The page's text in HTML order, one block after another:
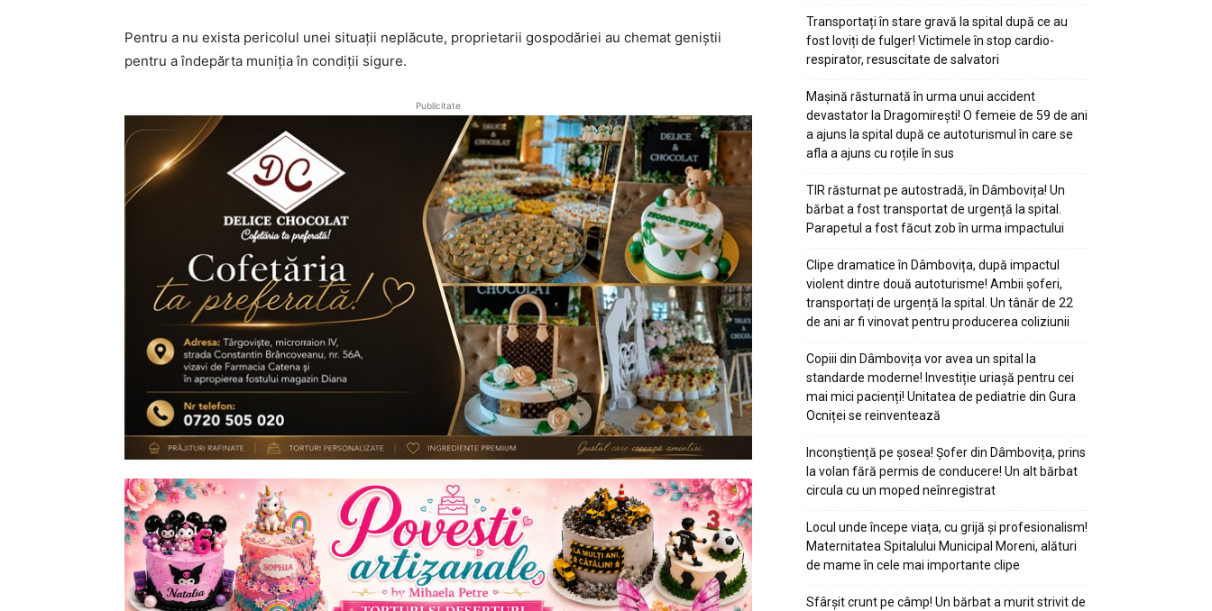
Pentru a nu exista pericolul unei situații neplăcute, proprietarii gospodăriei au chemat geniștii
pentru a îndepărta muniția în condiții sigure.
Publicitate
Transportați în stare gravă la spital după ce au
fost loviți de fulger! Victimele în stop cardio-
respirator, resuscitate de salvatori
Mașină răsturnată în urma unui accident
devastator la Dragomirești! O femeie de 59 de ani
a ajuns la spital după ce autoturismul în care se
afla a ajuns cu roțile în sus
TIR răsturnat pe autostradă, în Dâmbovița! Un
bărbat a fost transportat de urgență la spital.
Parapetul a fost făcut zob în urma impactului
Clipe dramatice în Dâmbovița, după impactul
violent dintre două autoturisme! Ambii șoferi,
transportați de urgență la spital. Un tânăr de 22
de ani ar fi vinovat pentru producerea coliziunii
Copiii din Dâmbovița vor avea un spital la
standarde moderne! Investiție uriașă pentru cei
mai mici pacienți! Unitatea de pediatrie din Gura
Ocniței se reinventează
Inconștiență pe șosea! Șofer din Dâmbovița, prins
la volan fără permis de conducere! Un alt bărbat
circula cu un moped neînregistrat
Locul unde începe viața, cu grijă și profesionalism!
Maternitatea Spitalului Municipal Moreni, alături
de mame în cele mai importante clipe
Sfârșit crunt pe câmp! Un bărbat a murit strivit de